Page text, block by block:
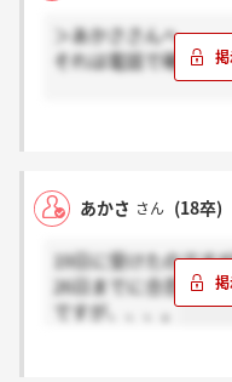
＞あかささんへ
それは電話で確認し
あかさ さん (18卒)
19日に受けたのです
26日までに合否に関
ですが、、、。